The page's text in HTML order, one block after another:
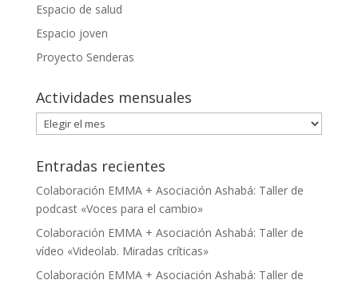
Espacio de salud
Espacio joven
Proyecto Senderas
Actividades mensuales
Actividades
mensuales
Entradas recientes
Colaboración EMMA + Asociación Ashabá: Taller de
podcast «Voces para el cambio»
Colaboración EMMA + Asociación Ashabá: Taller de
vídeo «Videolab. Miradas críticas»
Colaboración EMMA + Asociación Ashabá: Taller de